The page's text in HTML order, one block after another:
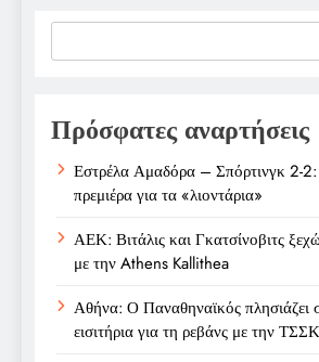
Πρόσφατες αναρτήσεις
Εστρέλα Αμαδόρα – Σπόρτινγκ 2-2:
πρεμιέρα για τα «λιοντάρια»
ΑΕΚ: Βιτάλις και Γκατσίνοβιτς
με την Athens Kallithea
Αθήνα: Ο Παναθηναϊκός πλησιάζει
εισιτήρια για τη ρεβάνς με την